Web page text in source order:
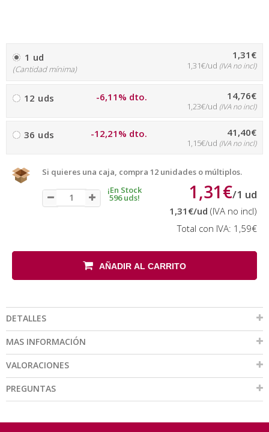
1 ud
(Cantidad mínima)
1,31€
1,31€/ud (IVA no incl)
12 uds -6,11% dto. 14,76€
1,23€/ud (IVA no incl)
36 uds -12,21% dto. 41,40€
1,15€/ud (IVA no incl)
Si quieres una caja, compra 12 unidades o múltiplos.
¡En Stock
596 uds! 1,31€/1 ud
1,31€/ud (IVA no incl)
Total con IVA: 1,59€
AÑADIR AL CARRITO
DETALLES
MAS INFORMACIÓN
VALORACIONES
PREGUNTAS